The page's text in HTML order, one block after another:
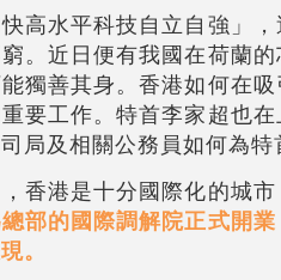
高水平科技自立自強」
。近日便有我國在荷蘭
獨善其身。香港如何在
要工作。特首李家超也
局及相關公務員如何為特
香港是十分國際化的城
部的國際調解院正式開
。